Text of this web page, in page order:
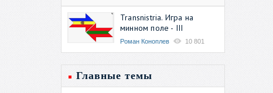
Transnistria. Игра на
минном поле - III
Роман Коноплев 10 801
Главные темы